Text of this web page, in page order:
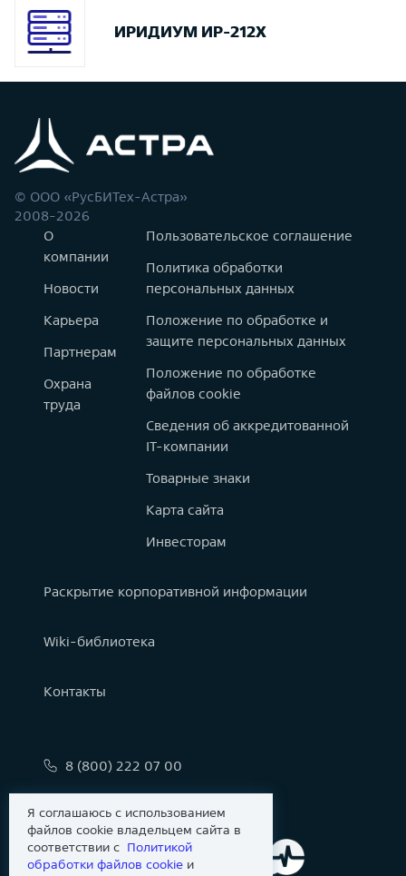
ИРИДИУМ ИР-212Х
© ООО «РусБИТех-Астра»
2008-2026
О
компании
Новости
Карьера
Партнерам
Охрана
труда
Пользовательское соглашение
Политика обработки
персональных данных
Положение по обработке и
защите персональных данных
Положение по обработке
файлов cookie
Сведения об аккредитованной
IT-компании
Товарные знаки
Карта сайта
Инвесторам
Раскрытие корпоративной информации
Wiki-библиотека
Контакты
8 (800) 222 07 00
Я соглашаюсь с использованием
файлов cookie владельцем сайта в
соответствии с Политикой
обработки файлов сookie и